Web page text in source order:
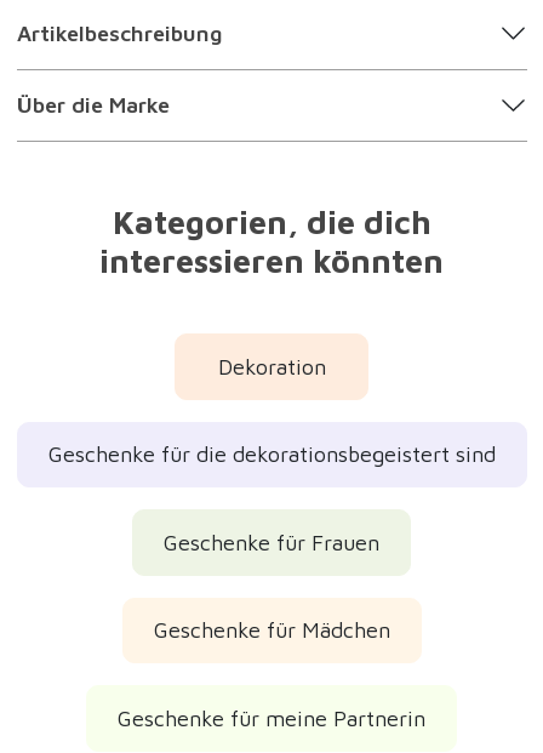
Artikelbeschreibung
Über die Marke
Kategorien, die dich
interessieren könnten
Dekoration
Geschenke für die dekorationsbegeistert sind
Geschenke für Frauen
Geschenke für Mädchen
Geschenke für meine Partnerin